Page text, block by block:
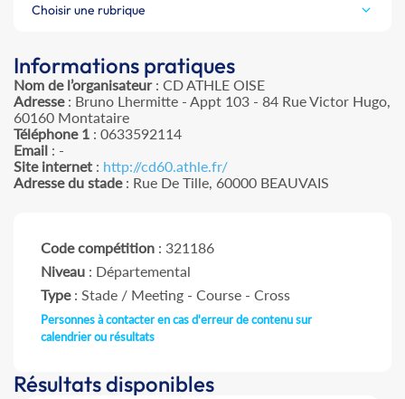
Choisir une rubrique
Informations pratiques
Nom de l’organisateur: CD ATHLE OISE
Adresse: Bruno Lhermitte - Appt 103 - 84 Rue Victor Hugo,
60160 Montataire
Téléphone 1 : 0633592114
Email : -
Site internet : http://cd60.athle.fr/
Adresse du stade: Rue De Tille, 60000 BEAUVAIS
Code compétition : 321186
Niveau : Départemental
Type: Stade / Meeting - Course - Cross
Personnes à contacter en cas d'erreur de contenu sur
calendrier ou résultats
Résultats disponibles